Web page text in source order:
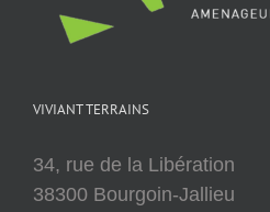
VIVIANT TERRAINS
34, rue de la Libération
38300 Bourgoin-Jallieu